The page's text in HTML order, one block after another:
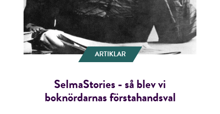
ARTIKLAR
SelmaStories - så blev vi
boknördarnas förstahandsval